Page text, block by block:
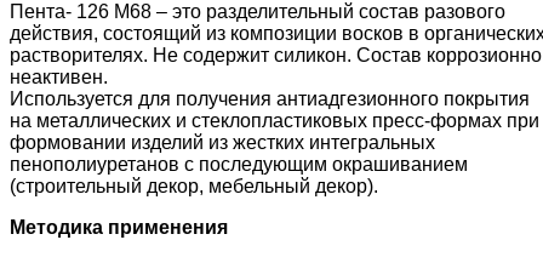
Пента- 126 М68 – это разделительный состав разового
действия, состоящий из композиции восков в
растворителях. Не содержит силикон. Состав коррозионно
неактивен.
Используется для получения антиадгезионного покрытия
на металлических и стеклопластиковых пресс-формах при
формовании изделий из жестких интегральных
пенополиуретанов с последующим окрашиванием
(строительный декор, мебельный декор).
Методика применения